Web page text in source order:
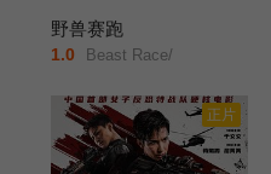
野兽赛跑
1.0 Beast Race/
正片